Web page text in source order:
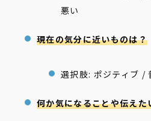
悪い
現在の気分に近いものは？
選択肢: ポジティブ /
何か気になることや伝え